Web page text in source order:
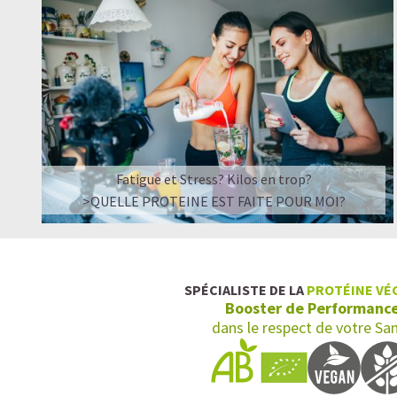
Fatigue et Stress? Kilos en trop?
>QUELLE PROTEINE EST FAITE POUR MOI?
SPÉCIALISTE DE LA PROTÉINE
Booster de
dans le respect de votre